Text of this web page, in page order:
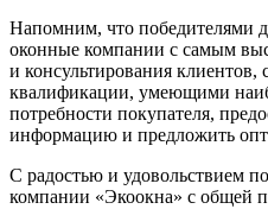
Напомним, что победителями
оконные компании с самым
и консультирования
квалификации, умеющими
потребности покупателя,
информацию и предложить
С радостью и удовольствием
компании «Экоокна» с общей